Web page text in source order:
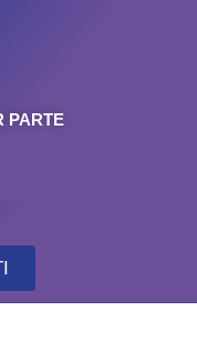
PARTE